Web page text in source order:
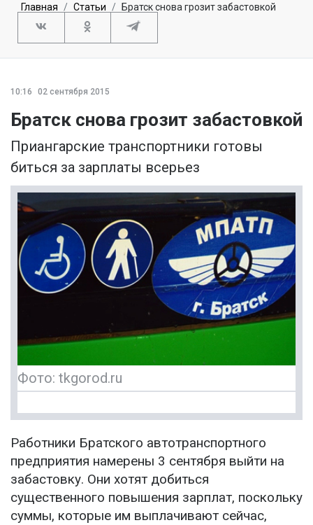
Главная Статьи Братск снова грозит забастовкой
10:16 02 сентября 2015
Братск снова грозит забастовкой
Приангарские транспортники готовы
биться за зарплаты всерьез
Фото: tkgorod.ru
Работники Братского автотранспортного
предприятия намерены 3 сентября выйти на
забастовку. Они хотят добиться
существенного повышения зарплат, поскольку
суммы, которые им выплачивают сейчас,